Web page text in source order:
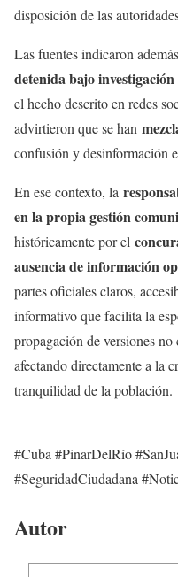
disposición de las
Las fuentes indicaron
detenida bajo
el hecho descrito en redes
advirtieron que se han
confusión y desinformación
En ese contexto, la
en la propia gestión
históricamente por el
ausencia de información
partes oficiales claros,
informativo que facilita la
propagación de versiones
afectando directamente a la
tranquilidad de la población.
#Cuba #PinarDelRío
#SeguridadCiudadana
Autor